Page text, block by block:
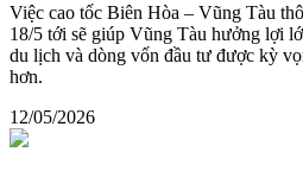
Việc cao tốc Biên Hòa – Vũng Tàu
18/5 tới sẽ giúp Vũng Tàu hưởng lợi
du lịch và dòng vốn đầu tư được kỳ
hơn.
12/05/2026